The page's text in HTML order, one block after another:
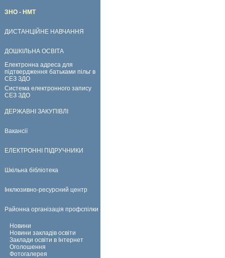
ЗНО - НМТ
ДИСТАНЦІЙНЕ НАВЧАННЯ
ДОШКІЛЬНА ОСВІТА
Електронна адреса для
підтвердження батьками пільг в
СЕЗ ЗДО
Система електронного запису
СЕЗ ЗДО
ДЕРЖАВНІ ЗАКУПІВЛІ
Вакансії
ЕЛЕКТРОННІ ПІДРУЧНИКИ
Шкільна бібліотека
Інклюзивно-ресурсний центр
Районна організація профспілки
Новини
Новини закладів освіти
Заклади освіти в Інтернет
Оголошення
Фотогалерея